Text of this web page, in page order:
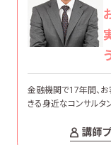
金融機関で17年間、
きる身近なコンサルタ
講師